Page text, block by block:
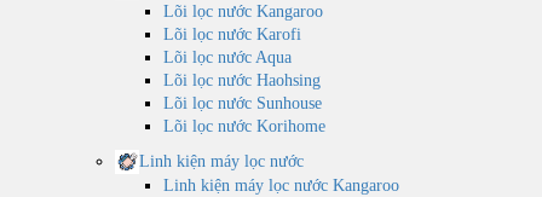
Lõi lọc nước Kangaroo
Lõi lọc nước Karofi
Lõi lọc nước Aqua
Lõi lọc nước Haohsing
Lõi lọc nước Sunhouse
Lõi lọc nước Korihome
Linh kiện máy lọc nước
Linh kiện máy lọc nước Kangaroo